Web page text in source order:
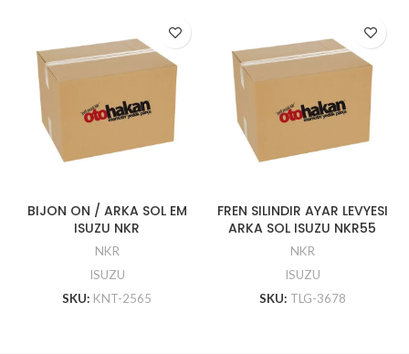
BIJON ON / ARKA SOL EM
ISUZU NKR
NKR
ISUZU
SKU: KNT-2565
FREN SILINDIR AYAR LEVYESI
ARKA SOL ISUZU NKR55
NKR
ISUZU
SKU: TLG-3678